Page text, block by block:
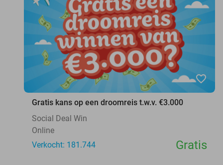
favorite_border
Gratis kans op een droomreis t.w.v. €3.000
Social Deal Win
Online
Verkocht: 181.744
Gratis